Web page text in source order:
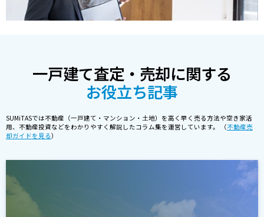
一戸建て査定・売却に関する
お役立ち記事
SUMiTASでは不動産（一戸建て・マンション・土地）を高く早く売る方法や空き家活
用、不動産投資などをわかりやすく解説したコラム集を運営しています。 （不動産売
却ガイドを見る）